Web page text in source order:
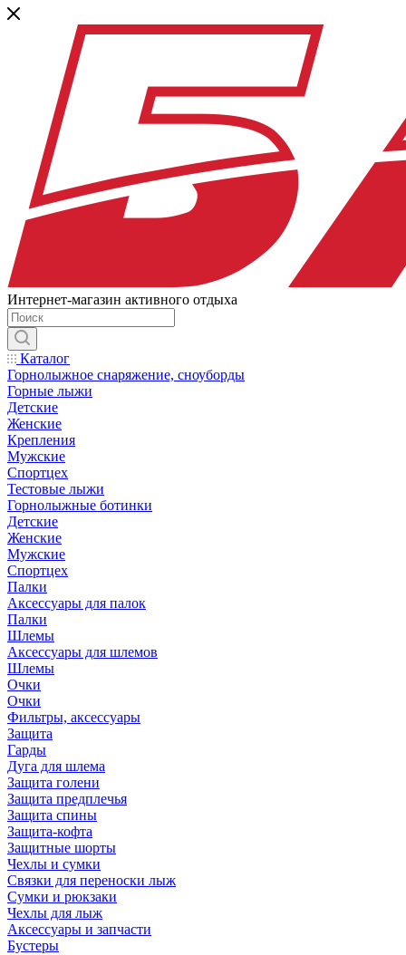
Интернет-магазин активного отдыха
Каталог
Горнолыжное снаряжение, сноуборды
Горные лыжи
Детские
Женские
Крепления
Мужские
Спортцех
Тестовые лыжи
Горнолыжные ботинки
Детские
Женские
Мужские
Спортцех
Палки
Аксессуары для палок
Палки
Шлемы
Аксессуары для шлемов
Шлемы
Очки
Очки
Фильтры, аксессуары
Защита
Гарды
Дуга для шлема
Защита голени
Защита предплечья
Защита спины
Защита-кофта
Защитные шорты
Чехлы и сумки
Связки для переноски лыж
Сумки и рюкзаки
Чехлы для лыж
Аксессуары и запчасти
Бустеры